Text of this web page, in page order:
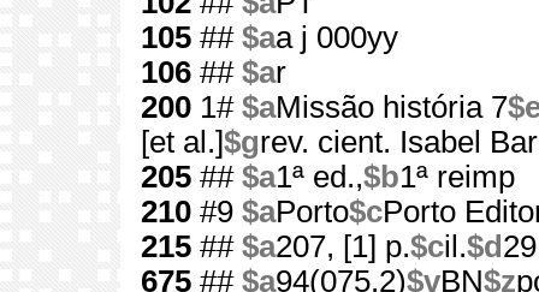
105 ## $aa j 000yy
106 ## $ar
200 1# $aMissão história 7
[et al.]$grev. cient. Isabel
205 ## $a1ª ed.,$b1ª reimp
210 #9 $aPorto$cPorto
215 ## $a207, [1] p.$cil.$d
675 ## $a94(075.2)$vBN$z